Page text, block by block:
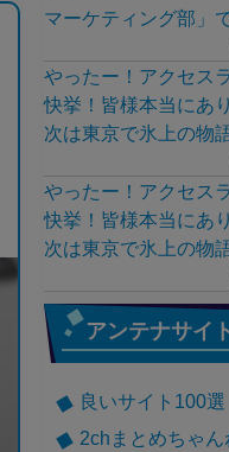
マーケティング部」
やったー！アクセス
快挙！皆様本当にあ
次は東京で氷上の物
やったー！アクセス
快挙！皆様本当にあ
次は東京で氷上の物
アンテナサイ
良いサイト100選
2chまとめちゃん